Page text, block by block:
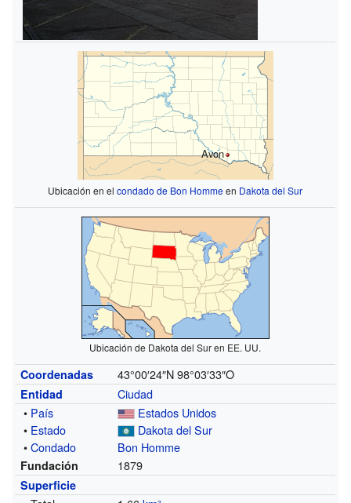
Avon
Ubicación en elcondado de Bon Hommeen Dakota del Sur
Ubicación de Dakota del Sur en EE. UU.
Coordenadas 43°00′24″N 98°03′33″O
Entidad
Ciudad
• País
Estados Unidos
• Estado
Dakota del Sur
•Condado Bon Homme
Fundación 1879
Superficie